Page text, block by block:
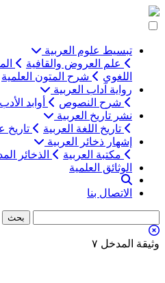
التخطي
إلى
تبسيط علوم العربية
علم العروض والقافية
اللغوي
شرح المتون العلمية
رواية آداب العربية
شرح النصوص
أوابد
نشر تاريخ العربية
تاريخ اللغة العربية
تاريخ
إشهار ذخائر العربية
مكتبة العربية
الذخائر
الوثائق العلمية
الاتصال بنا
وثيقة المدخل ٧